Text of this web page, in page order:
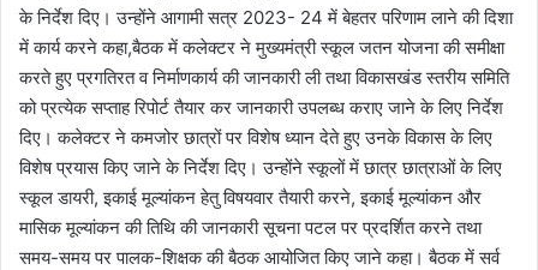
के निर्देश दिए। उन्होंने आगामी सत्र 2023- 24 में बेहतर परिणाम लाने की दिशा
में कार्य करने कहा,बैठक में कलेक्टर ने मुख्यमंत्री स्कूल जतन योजना की समीक्षा
करते हुए प्रगतिरत व निर्माणकार्य की जानकारी ली तथा विकासखंड स्तरीय समिति
को प्रत्येक सप्ताह रिपोर्ट तैयार कर जानकारी उपलब्ध कराए जाने के लिए निर्देश
दिए। कलेक्टर ने कमजोर छात्रों पर विशेष ध्यान देते हुए उनके विकास के लिए
विशेष प्रयास किए जाने के निर्देश दिए। उन्होंने स्कूलों में छात्र छात्राओं के लिए
स्कूल डायरी, इकाई मूल्यांकन हेतु विषयवार तैयारी करने, इकाई मूल्यांकन और
मासिक मूल्यांकन की तिथि की जानकारी सूचना पटल पर प्रदर्शित करने तथा
समय-समय पर पालक-शिक्षक की बैठक आयोजित किए जाने कहा। बैठक में सर्व